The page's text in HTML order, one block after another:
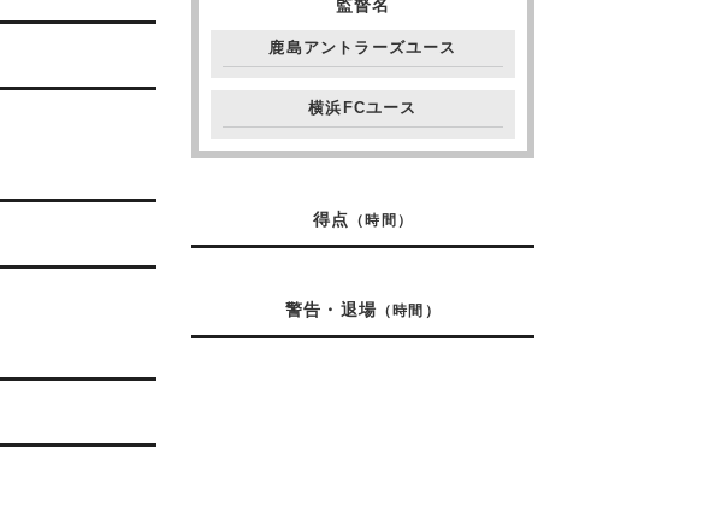
監督名
鹿島アントラーズユース
横浜FCユース
得点 （時間）
警告・退場 （時間）